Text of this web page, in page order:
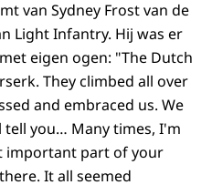
van Sydney Frost van de
Light Infantry. Hij was er
eigen ogen: "The Dutch
They climbed all over
and embraced us. We
you… Many times, I'm
important part of your
It all seemed